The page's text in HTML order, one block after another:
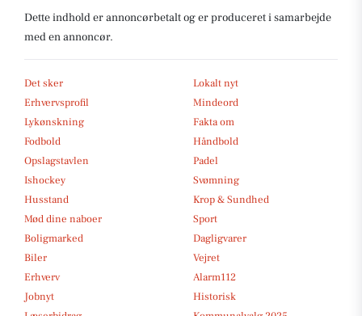
Dette indhold er annoncørbetalt og er produceret i samarbejde
med en annoncør.
Det sker
Lokalt nyt
Erhvervsprofil
Mindeord
Lykønskning
Fakta om
Fodbold
Håndbold
Opslagstavlen
Padel
Ishockey
Svømning
Husstand
Krop & Sundhed
Mød dine naboer
Sport
Boligmarked
Dagligvarer
Biler
Vejret
Erhverv
Alarm112
Jobnyt
Historisk